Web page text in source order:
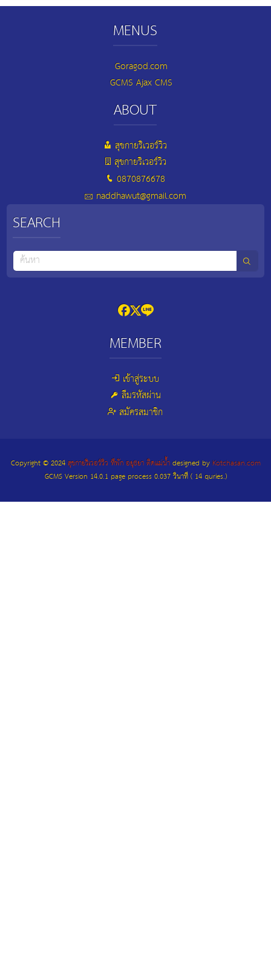
MENUS
Goragod.com
GCMS Ajax CMS
ABOUT
สุขกายริเวอร์วิว
สุขกายริเวอร์วิว
0870876678
naddhawut@gmail.com
SEARCH
MEMBER
เข้าสู่ระบบ
ลืมรหัสผ่าน
สมัครสมาชิก
Copyright © 2024สุขกายริเวอร์วิว ที่พัก อยุธยา ติดแม่น้ำdesigned byKotchasan.com
GCMS Version 14.0.1 page process0.037วินาที ( 14quries.)